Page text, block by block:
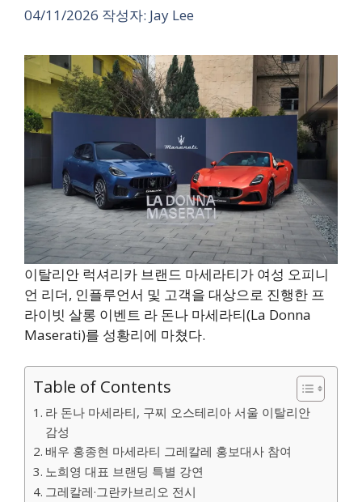
04/11/2026 작성자: Jay Lee
이탈리안 럭셔리카 브랜드 마세라티가 여성 오피니
언 리더, 인플루언서 및 고객을 대상으로 진행한 프
라이빗 살롱 이벤트 라 돈나 마세라티(La Donna
Maserati)를 성황리에 마쳤다.
Table of Contents
라 돈나 마세라티, 구찌 오스테리아 서울 이탈리안
감성
배우 홍종현 마세라티 그레칼레 홍보대사 참여
노희영 대표 브랜딩 특별 강연
그레칼레·그란카브리오 전시